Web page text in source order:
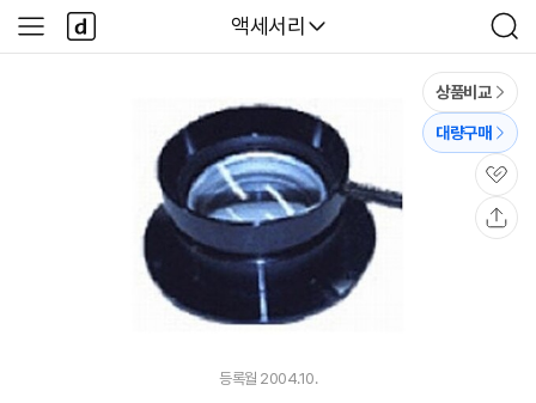
다나와
액세서리
검
색
사
이
다
나
와
상품비교
대량구매
관
심
등록월 2004.10.